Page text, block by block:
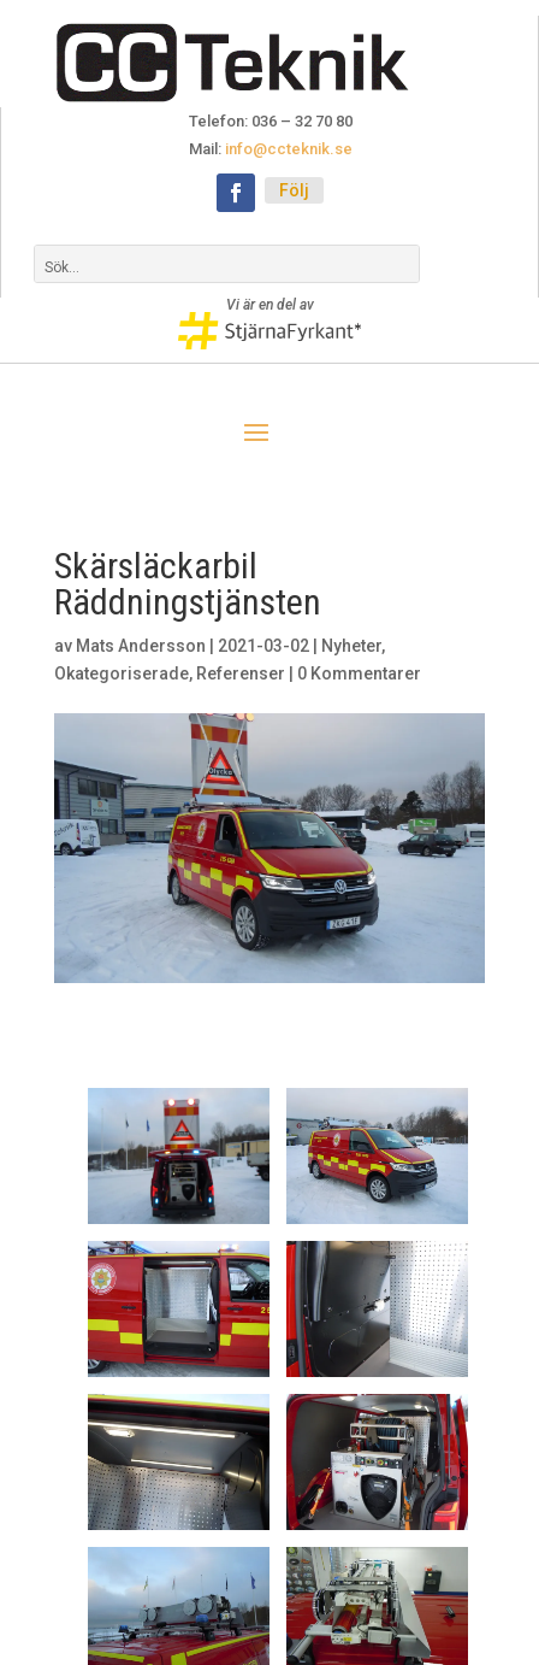
Telefon: 036 – 32 70 80
Mail: info@ccteknik.se
Följ
Vi är en del av
Skärsläckarbil
Räddningstjänsten
av Mats Andersson 2021-03-02| Nyheter,
Okategoriserade, Referenser 0 Kommentarer